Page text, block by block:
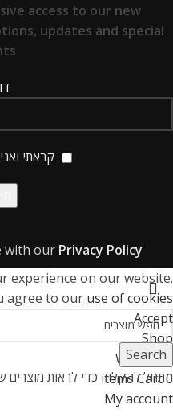
access to our new
updates and special
קראתי
with our Privacy Policy
Search
התחל להקליד כדי לראות
experience on our website.
agree to our use of cookies
Accept
Shop
Wishlist
0
items Cart
My account